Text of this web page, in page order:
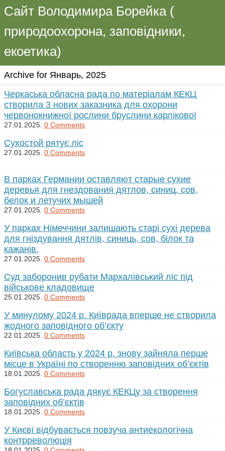
Сайт Володимира Борейка (
природоохорона, заповідники,
екоетика)
Archive for Январь, 2025
Черкаська обласна рада по матеріалам КЕКЦ
створила 3 нових заказника для охорони
червонокнижної рослини бруслини карлікової
27.01.2025. 0 Comments
Cухостой рятує ліс
27.01.2025. 0 Comments
В парках Германии оставляют старые сухие
деревья для гнездования дятлов, синиц, сов,
белок и летучих мышей
27.01.2025. 0 Comments
У парках Німеччини залишають старі сухі дерева
для гніздування дятлів, синиць, сов, білок та
кажанів.
27.01.2025. 0 Comments
Суд заборонив рубати Мархалівський ліс під
військове кладовище
25.01.2025. 0 Comments
У минулому 2024 р. Київрада вперше не створила
жодного заповідного об’єкту
22.01.2025. 0 Comments
Київська область у 2024 р. знову зайняла перше
місце в Україні по створенню заповідних об’єктів
18.01.2025. 0 Comments
Богуславська рада дякує КЕКЦу за створення
заповідних об’єктів
18.01.2025. 0 Comments
У Києві відбувається повзуча антиекологічна
контрреволюція